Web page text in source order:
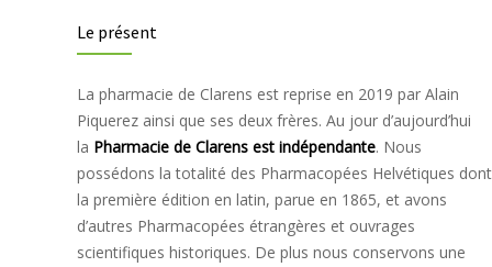
Le présent
La pharmacie de Clarens est reprise en 2019 par Alain
Piquerez ainsi que ses deux frères. Au jour d’aujourd’hui
la Pharmacie de Clarens est indépendante. Nous
possédons la totalité des Pharmacopées Helvétiques dont
la première édition en latin, parue en 1865, et avons
d’autres Pharmacopées étrangères et ouvrages
scientifiques historiques. De plus nous conservons une